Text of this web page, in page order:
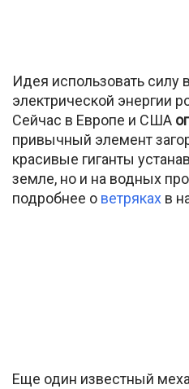
Идея использовать силу
электрической энергии
Сейчас в Европе и США
привычный элемент
красивые гиганты
земле, но и на водных
подробнее о ветряках в
Еще один известный